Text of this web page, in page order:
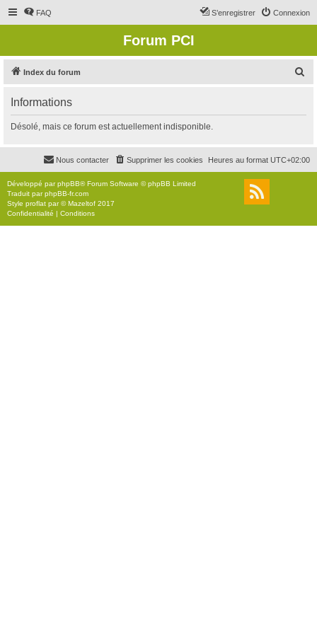
FAQ Connexion
S’enregistrer
Forum PCI
Index du forum
r
c
r
Informations
Désolé, mais ce forum est actuellement indisponible.
Heures au format UTC+02:00
Supprimer les cookies
Nous contacter
Développé parphpBB® Forum Software © phpBB Limited
Traduit parphpBB-fr.com
Style proflat par ©Mazeltof 2017
Confidentialité | Conditions